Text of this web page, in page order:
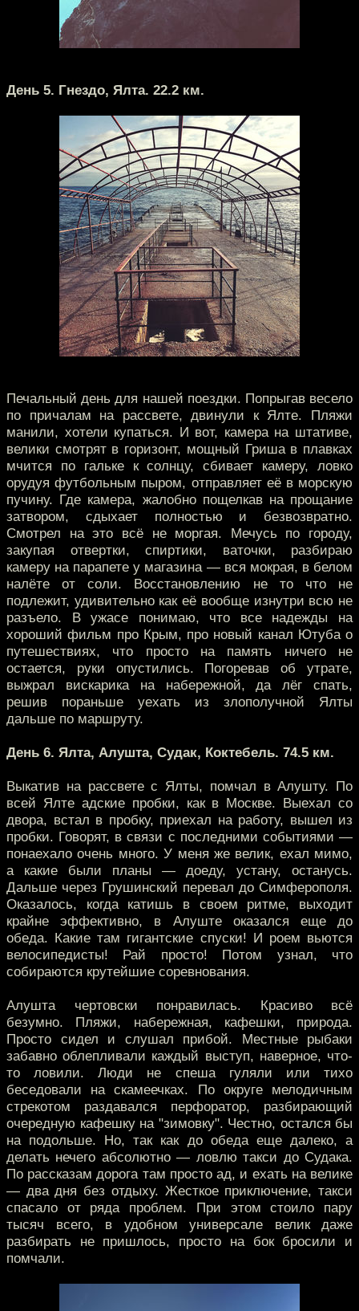
День 5. Гнездо, Ялта. 22.2 км.
Печальный день для нашей поездки. Попрыгав весело
по причалам на рассвете, двинули к Ялте. Пляжи
манили, хотели купаться. И вот, камера на штативе,
велики смотрят в горизонт, мощный Гриша в плавках
мчится по гальке к солнцу, сбивает камеру, ловко
орудуя футбольным пыром, отправляет её в морскую
пучину. Где камера, жалобно пощелкав на прощание
затвором, сдыхает полностью и безвозвратно.
Смотрел на это всё не моргая. Мечусь по городу,
закупая отвертки, спиртики, ваточки, разбираю
камеру на парапете у магазина — вся мокрая, в белом
налёте от соли. Восстановлению не то что не
подлежит, удивительно как её вообще изнутри всю не
разъело. В ужасе понимаю, что все надежды на
хороший фильм про Крым, про новый канал Ютуба о
путешествиях, что просто на память ничего не
остается, руки опустились. Погоревав об утрате,
выжрал вискарика на набережной, да лёг спать,
решив пораньше уехать из злополучной Ялты
дальше по маршруту.
День 6. Ялта, Алушта, Судак, Коктебель. 74.5 км.
Выкатив на рассвете с Ялты, помчал в Алушту. По
всей Ялте адские пробки, как в Москве. Выехал со
двора, встал в пробку, приехал на работу, вышел из
пробки. Говорят, в связи с последними событиями —
понаехало очень много. У меня же велик, ехал мимо,
а какие были планы — доеду, устану, останусь.
Дальше через Грушинский перевал до Симферополя.
Оказалось, когда катишь в своем ритме, выходит
крайне эффективно, в Алуште оказался еще до
обеда. Какие там гигантские спуски! И роем вьются
велосипедисты! Рай просто! Потом узнал, что
собираются крутейшие соревнования.
Алушта чертовски понравилась. Красиво всё
безумно. Пляжи, набережная, кафешки, природа.
Просто сидел и слушал прибой. Местные рыбаки
забавно облепливали каждый выступ, наверное, что-
то ловили. Люди не спеша гуляли или тихо
беседовали на скамеечках. По округе мелодичным
стрекотом раздавался перфоратор, разбирающий
очередную кафешку на "зимовку". Честно, остался бы
на подольше. Но, так как до обеда еще далеко, а
делать нечего абсолютно — ловлю такси до Судака.
По рассказам дорога там просто ад, и ехать на велике
— два дня без отдыху. Жесткое приключение, такси
спасало от ряда проблем. При этом стоило пару
тысяч всего, в удобном универсале велик даже
разбирать не пришлось, просто на бок бросили и
помчали.